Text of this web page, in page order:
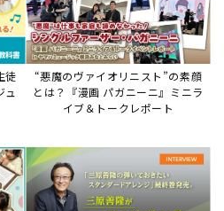
徒
ュ
“悪魔のヴァイオリニスト”の素顔
とは？『漫画 パガニーニ』ミニラ
イブ＆トークレポート